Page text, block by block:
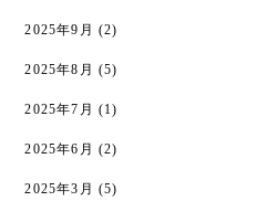
2025年9月 (2)
2025年8月 (5)
2025年7月 (1)
2025年6月 (2)
2025年3月 (5)